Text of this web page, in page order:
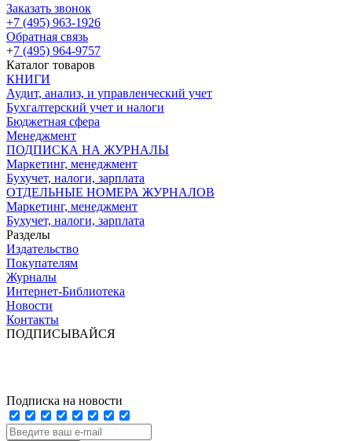
Заказать звонок
+7 (495) 963-1926
Обратная связь
+7 (495) 964-9757
Каталог товаров
КНИГИ
Аудит, анализ, и управленческий учет
Бухгалтерский учет и налоги
Бюджетная сфера
Менеджмент
ПОДПИСКА НА ЖУРНАЛЫ
Маркетинг, менеджмент
Бухучет, налоги, зарплата
ОТДЕЛЬНЫЕ НОМЕРА ЖУРНАЛОВ
Маркетинг, менеджмент
Бухучет, налоги, зарплата
Разделы
Издательство
Покупателям
Журналы
Интернет-Библиотека
Новости
Контакты
ПОДПИСЫВАЙСЯ
Подписка на новости